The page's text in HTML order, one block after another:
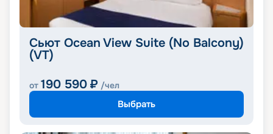
Сьют Ocean View Suite (No Balcony)
(VT)
от 190 590 ₽ /чел
Выбрать